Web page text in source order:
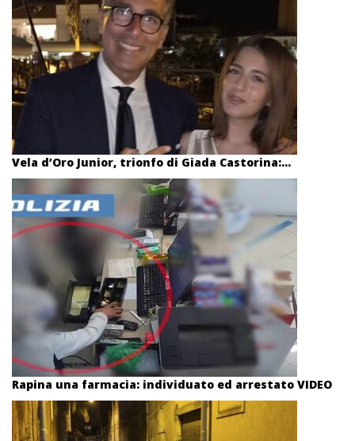
Vela d’Oro Junior, trionfo di Giada Castorina:...
Rapina una farmacia: individuato ed arrestato VIDEO